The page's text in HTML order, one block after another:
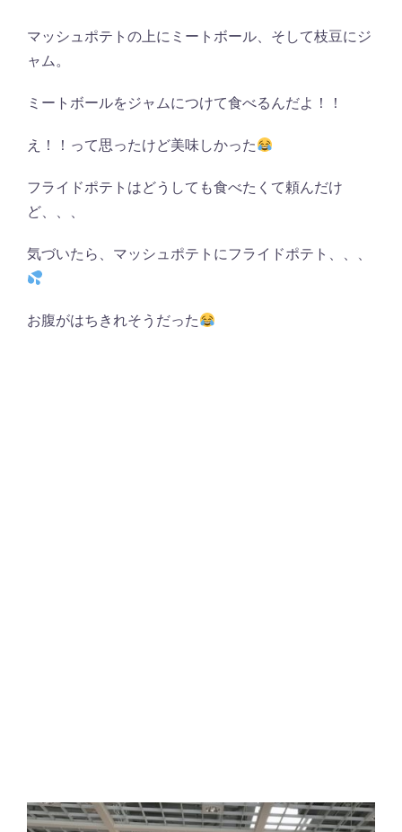
マッシュポテトの上にミートボール、そして枝豆にジ
ャム。
ミートボールをジャムにつけて食べるんだよ！！
え！！って思ったけど美味しかった
フライドポテトはどうしても食べたくて頼んだけ
ど、、、
気づいたら、マッシュポテトにフライドポテト、、、
お腹がはちきれそうだった